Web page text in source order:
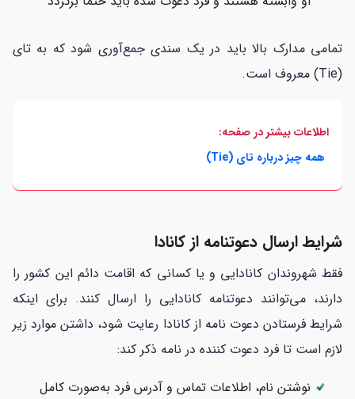
تمامی مدارک بالا باید در یک سندی جمع‌آوری شود که به تای
(Tie) معروف است.
اطلاعات بیشتر در صفحه:
همه چیز درباره تای (Tie)
شرایط ارسال دعوتنامه از کانادا
فقط شهروندان کانادایی و یا کسانی که اقامت دائم این کشور را
دارند، می‌توانند دعوتنامه کانادایی را ارسال کنند. برای اینکه
شرایط فرستادن دعوت نامه از کانادا رعایت شود، داشتن موارد زیر
لازم است تا فرد دعوت کننده در نامه ذکر کند:
نوشتن نام، اطلاعات تماس و آدرس فرد به‌صورت کامل